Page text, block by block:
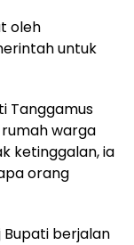
oleh
untuk
Tanggamus
warga
ketinggalan, ia
orang
berjalan